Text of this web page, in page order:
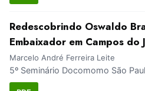
Redescobrindo Oswaldo
Embaixador em Campos do
Marcelo André Ferreira Leite
5º Seminário Docomomo São